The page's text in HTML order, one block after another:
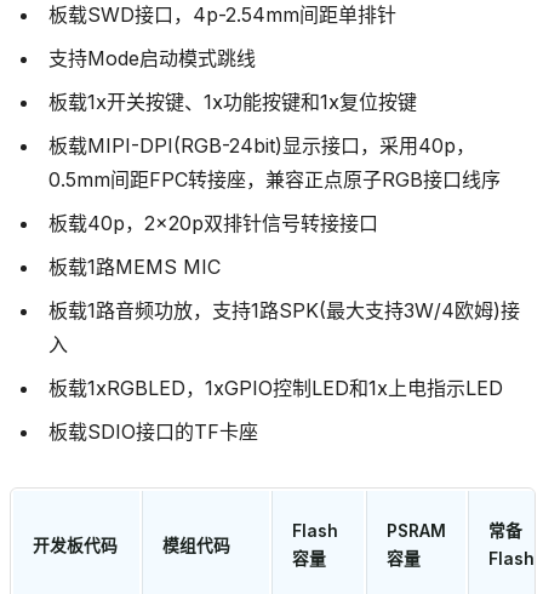
板载SWD接口，4p-2.54mm间距单排针
支持Mode启动模式跳线
板载1x开关按键、1x功能按键和1x复位按键
板载MIPI-DPI(RGB-24bit)显示接口，采用40p，
0.5mm间距FPC转接座，兼容正点原子RGB接口线序
板载40p，2x20p双排针信号转接接口
板载1路MEMS MIC
板载1路音频功放，支持1路SPK(最大支持3W/4欧姆)接
入
板载1xRGBLED，1xGPIO控制LED和1x上电指示LED
板载SDIO接口的TF卡座
开发板代码 模组代码
Flash
容量
PSRAM
容量
常备
Flash